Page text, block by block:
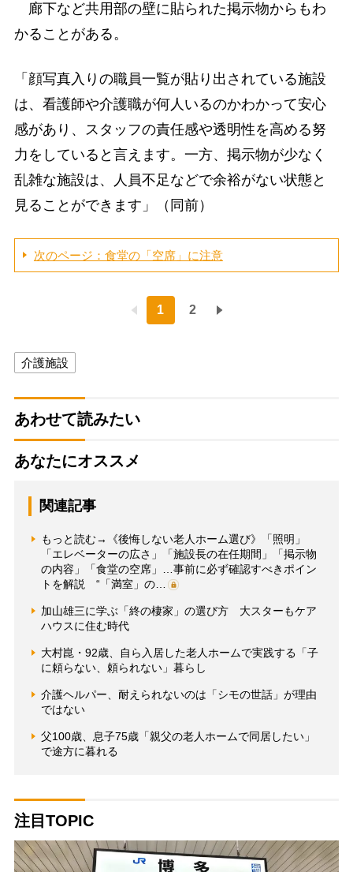
廊下など共用部の壁に貼られた掲示物からもわ
かることがある。
「顔写真入りの職員一覧が貼り出されている施設
は、看護師や介護職が何人いるのかわかって安心
感があり、スタッフの責任感や透明性を高める努
力をしていると言えます。一方、掲示物が少なく
乱雑な施設は、人員不足などで余裕がない状態と
見ることができます」（同前）
次のページ：食堂の「空席」に注意
1 2
介護施設
あわせて読みたい
あなたにオススメ
関連記事
もっと読む→《後悔しない老人ホーム選び》「照明」
「エレベーターの広さ」「施設長の在任期間」「掲示物
の内容」「食堂の空席」…事前に必ず確認すべきポイン
トを解説 “「満室」の…
加山雄三に学ぶ「終の棲家」の選び方 大スターもケア
ハウスに住む時代
大村崑・92歳、自ら入居した老人ホームで実践する「子
に頼らない、頼られない」暮らし
介護ヘルパー、耐えられないのは「シモの世話」が理由
ではない
父100歳、息子75歳「親父の老人ホームで同居したい」
で途方に暮れる
注目TOPIC